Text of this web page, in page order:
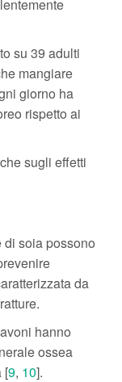
su 39 adulti
mangiare
giorno ha
rispetto ai
sugli effetti
soia possono
da
hanno
ossea
[9, 10].